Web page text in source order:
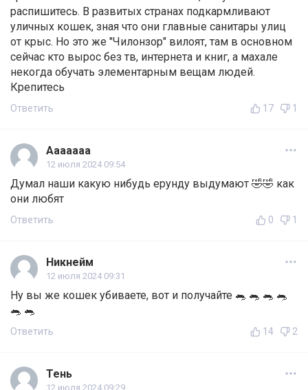
распишитесь. В развитых странах подкармливают
уличных кошек, зная что они главные санитары улиц
от крыс. Но это же "Чилонзор" вилоят, там в основном
сейчас кто вырос без тв, интернета и книг, а махале
некогда обучать элементарным вещам людей.
Крепитесь
Ответить 17 1
Ааааааа
12 июля 2024 09:54
Думал наши какую нибудь ерунду выдумают 🤣🤣 как
они любят
Ответить 0 1
Никнейм
12 июля 2024 09:31
Ну вы же кошек убиваете, вот и получайте 🐀 🐀 🐀 🐀
🐀 🐀
Ответить 14 2
Тень
12 июля 2024 09:29